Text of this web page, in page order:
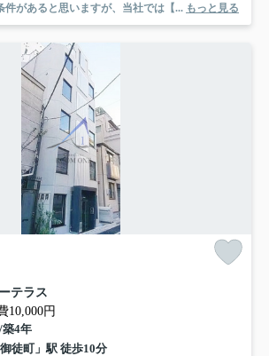
件があると思いますが、当社では【... もっと見る
テラス
10,000円
築4年
徒町」駅 徒歩10分